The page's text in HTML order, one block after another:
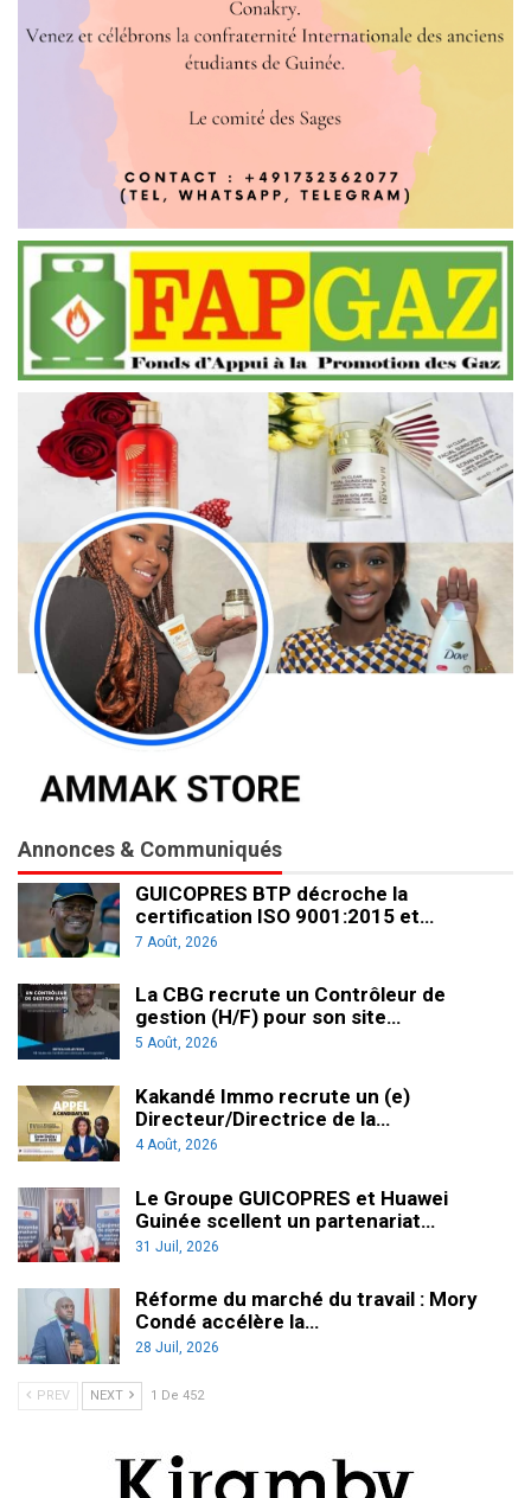
Annonces & Communiqués
GUICOPRES BTP décroche la
certification ISO 9001:2015 et…
7 Août, 2026
La CBG recrute un Contrôleur de
gestion (H/F) pour son site…
5 Août, 2026
Kakandé Immo recrute un (e)
Directeur/Directrice de la…
4 Août, 2026
Le Groupe GUICOPRES et Huawei
Guinée scellent un partenariat…
31 Juil, 2026
Réforme du marché du travail : Mory
Condé accélère la…
28 Juil, 2026
PREV NEXT 1 De 452